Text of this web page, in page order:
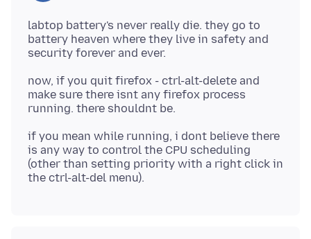
labtop battery's never really die. they go to
battery heaven where they live in safety and
now, if you quit firefox - ctrl-alt-delete and
make sure there isnt any firefox process
if you mean while running, i dont believe there
is any way to control the CPU scheduling
(other than setting priority with a right click in